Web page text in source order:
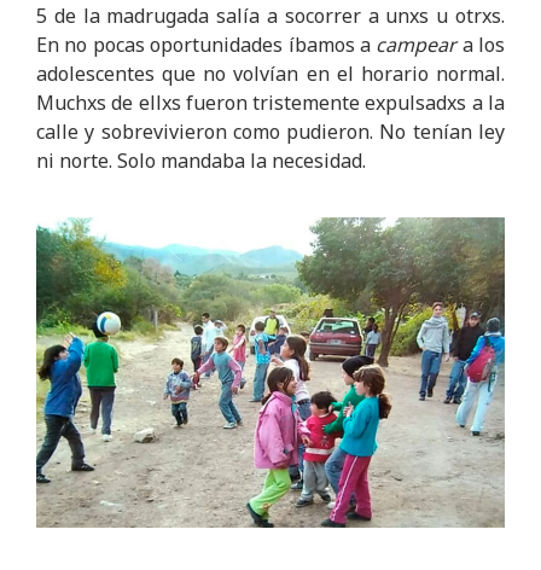
5 de la madrugada salía a socorrer a unxs u otrxs.
En no pocas oportunidades íbamos a campeara los
adolescentes que no volvían en el horario normal.
Muchxs de ellxs fueron tristemente expulsadxs a la
calle y sobrevivieron como pudieron. No tenían ley
ni norte. Solo mandaba la necesidad.